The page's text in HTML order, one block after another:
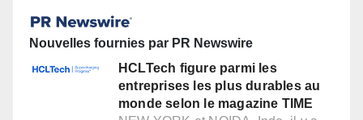
Nouvelles fournies par PR Newswire
HCLTech figure parmi les
entreprises les plus durables au
monde selon le magazine TIME